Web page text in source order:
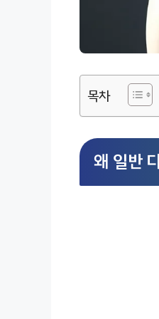
목차
왜 일반